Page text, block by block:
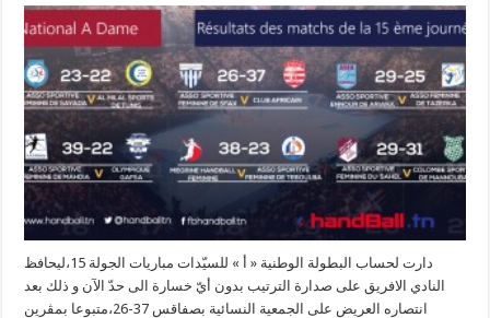
دارت لحساب البطولة الوطنية « أ » للسيّدات مباريات الجولة 15،ليحافظ
النادي الافريق على صدارة الترتيب بدون أيّ خسارة الى حدّ الآن و ذلك بعد
انتصاره العريض على الجمعية النسائية بصفاقس 37-26،متبوعا بمڨرين